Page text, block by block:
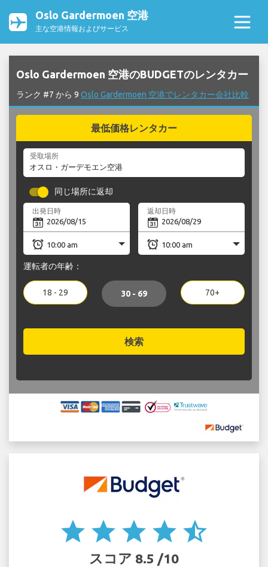
Oslo Gardermoen 空港
主な空港情報およびサービス
Oslo Gardermoen 空港のBUDGETのレンタカー
ランク #7 から 9 Oslo Gardermoen 空港でレンタカー会社比較
最低価格レンタカー
受取場所
同じ場所に返却
出発日時 返却日時
運転者の年齢：
18 - 29 30 - 69 70+
検索
star star star star star_half
スコア 8.5 /10